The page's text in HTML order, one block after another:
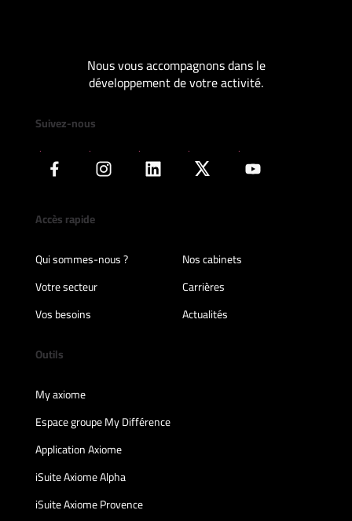
Nous vous accompagnons dans le
développement de votre activité.
Suivez-nous
Accès rapide
Qui sommes-nous ?
Nos cabinets
Votre secteur
Carrières
Vos besoins
Actualités
Outils
My axiome
Espace groupe My Différence
Application Axiome
iSuite Axiome Alpha
iSuite Axiome Provence